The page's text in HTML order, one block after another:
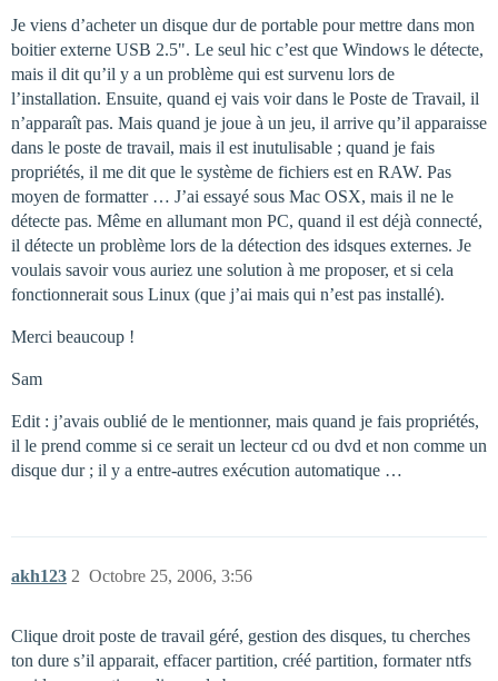
Je viens d’acheter un disque dur de portable pour mettre dans mon
boitier externe USB 2.5". Le seul hic c’est que Windows le détecte,
mais il dit qu’il y a un problème qui est survenu lors de
l’installation. Ensuite, quand ej vais voir dans le Poste de Travail, il
n’apparaît pas. Mais quand je joue à un jeu, il arrive qu’il apparaisse
dans le poste de travail, mais il est inutulisable ; quand je fais
propriétés, il me dit que le système de fichiers est en RAW. Pas
moyen de formatter … J’ai essayé sous Mac OSX, mais il ne le
détecte pas. Même en allumant mon PC, quand il est déjà connecté,
il détecte un problème lors de la détection des idsques externes. Je
voulais savoir vous auriez une solution à me proposer, et si cela
fonctionnerait sous Linux (que j’ai mais qui n’est pas installé).
Merci beaucoup !
Sam
Edit : j’avais oublié de le mentionner, mais quand je fais propriétés,
il le prend comme si ce serait un lecteur cd ou dvd et non comme un
disque dur ; il y a entre-autres exécution automatique …
akh123 Octobre 25, 2006, 3:56
2
Clique droit poste de travail géré, gestion des disques, tu cherches
ton dure s’il apparait, effacer partition, créé partition, formater ntfs